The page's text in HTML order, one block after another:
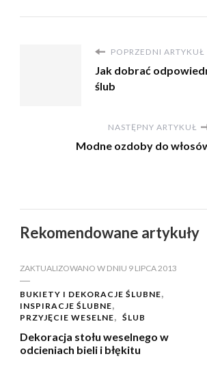
POPRZEDNI ARTYKUŁ
Jak dobrać
ślub
NASTĘPNY ARTYKUŁ
Modne ozdoby do
Rekomendowane artykuły
ZAKTUALIZOWANO W DNIU 9 LIPCA 2013
BUKIETY I DEKORACJE ŚLUBNE
INSPIRACJE ŚLUBNE
PRZYJĘCIE WESELNE
ŚLUB
Dekoracja stołu weselnego w
odcieniach bieli i błękitu